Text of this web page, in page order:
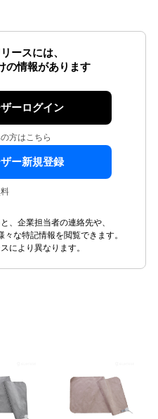
ースには、
の情報があります
ーログイン
方はこちら
ー新規登録
、企業担当者の連絡先や、
な特記情報を閲覧できます。
により異なります。